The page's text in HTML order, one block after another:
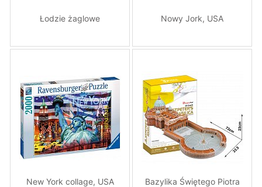
Łodzie żaglowe Nowy Jork, USA
New York collage, USA Bazylika Świętego Piotra